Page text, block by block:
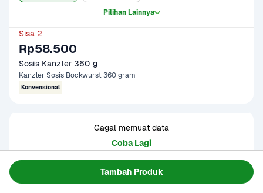
Tambah Produk
Pilihan Lainnya
Sisa 2
Rp58.500
Sosis Kanzler 360 g
Kanzler Sosis Bockwurst 360 gram
Konvensional
Gagal memuat data
Coba Lagi
Informasi Produk